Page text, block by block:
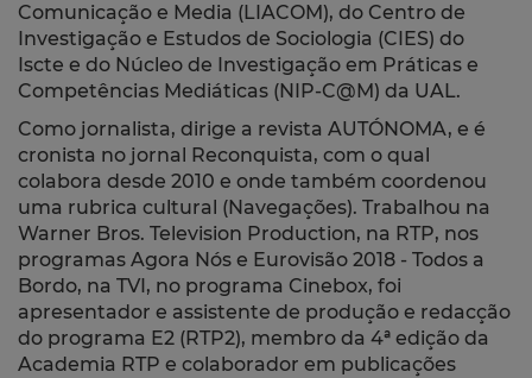
Comunicação e Media (LIACOM), do Centro de
Investigação e Estudos de Sociologia (CIES) do
Iscte e do Núcleo de Investigação em Práticas e
Competências Mediáticas (NIP-C@M) da UAL.
Como jornalista, dirige a revista AUTÓNOMA, e é
cronista no jornal Reconquista, com o qual
colabora desde 2010 e onde também coordenou
uma rubrica cultural (Navegações). Trabalhou na
Warner Bros. Television Production, na RTP, nos
programas Agora Nós e Eurovisão 2018 - Todos a
Bordo, na TVI, no programa Cinebox, foi
apresentador e assistente de produção e redacção
do programa E2 (RTP2), membro da 4ª edição da
Academia RTP e colaborador em publicações